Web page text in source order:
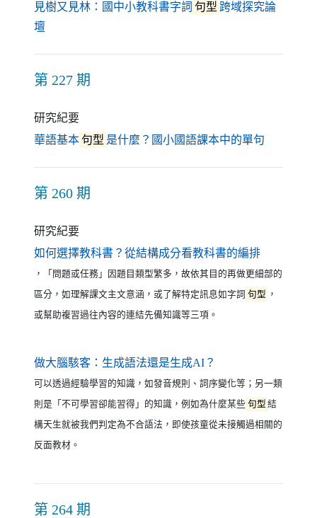
見樹又見林：國中小教科書字詞 句型 跨域探究論
壇（另開新視窗）
第 227 期
研究紀要
華語基本句型 是什麼？國小國語課本中的單句
第 260 期
研究紀要
如何選擇教科書？從結構成分看教科書的編排（另開新
，「問題或任務」因題目類型繁多，故依其目的再做更細部的
區分，如理解課文主文意涵，或了解特定訊息如字詞 句型 ，
或幫助複習過往內容的連結先備知識等三項。
做大腦駭客：生成語法還是生成AI？
可以透過經驗學習的知識，如發音規則、詞序變化等；另一類
則是「不可學習卻能習得」的知識，例如為什麼某些 句型 結
構天生就被我們判定為不合語法，即使孩童從未接觸過相關的
反面教材。
第 264 期